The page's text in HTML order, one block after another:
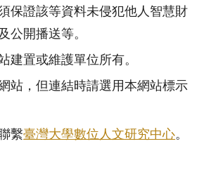
保證該等資料未侵犯他人智慧財
公開播送等。
建置或維護單位所有。
站，但連結時請選用本網站標示
繫臺灣大學數位人文研究中心。